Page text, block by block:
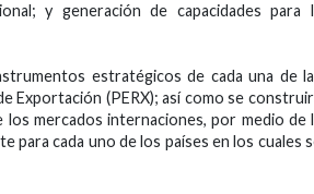
y generación de capacidades para
estratégicos de cada una de
Exportación (PERX); así como se
mercados internaciones, por medio de
para cada uno de los países en los cuales